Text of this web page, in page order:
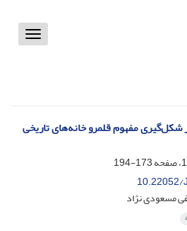
Toggle
شکل‌گیری مفهوم قلمرو خانه‌های تاریخی
173-194
10.22052/
مسعودی نژاد